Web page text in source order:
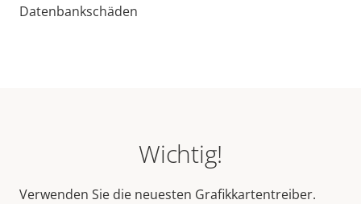
Datenbankschäden
Wichtig!
Verwenden Sie die neuesten Grafikkartentreiber.